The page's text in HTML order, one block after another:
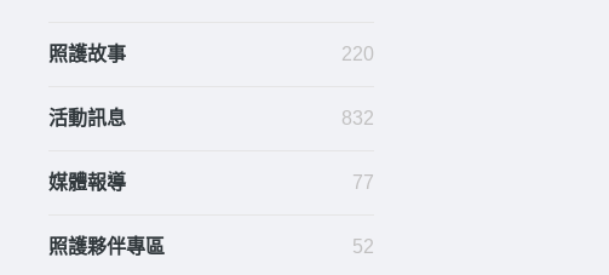
照護故事 220
活動訊息 832
媒體報導 77
照護夥伴專區 52